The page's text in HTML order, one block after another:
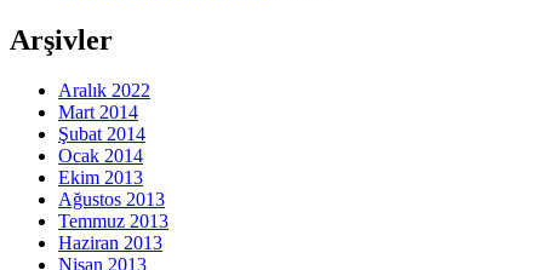
Arşivler
Aralık 2022
Mart 2014
Şubat 2014
Ocak 2014
Ekim 2013
Ağustos 2013
Temmuz 2013
Haziran 2013
Nisan 2013